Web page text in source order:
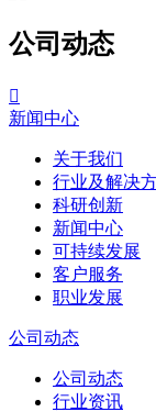
公司动态

新闻中心
关于我们
行业及解决
科研创新
新闻中心
可持续发展
客户服务
职业发展
公司动态
公司动态
行业资讯